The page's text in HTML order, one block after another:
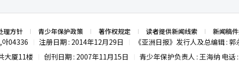
员共同负责学生的保护。这样，整个城市就成为一个开放的校园和活生生的教
、未来城市和文化内容进行共同项目。在与语言和文化不同的朋友协调意见
导力将得到培养。 今天一起交流的青少年，十年、二十年后可能会以各国
策制定者和文化艺术工作者的身份再次相遇。青少年时期建立的友谊和信任
上午9时，影片位列韩国电影预售榜第二，预售率达39.2%，预售观影人数约
理方针 青少年保护政策 著作权规定 读者提供新闻线索 新闻稿
아04336 注册日期 : 2014年12月29日 《亚洲日报》发行人及总编辑 :
大厦11楼
创刊日期 : 2007年11月15日 青少年保护负责人 : 王海纳 电